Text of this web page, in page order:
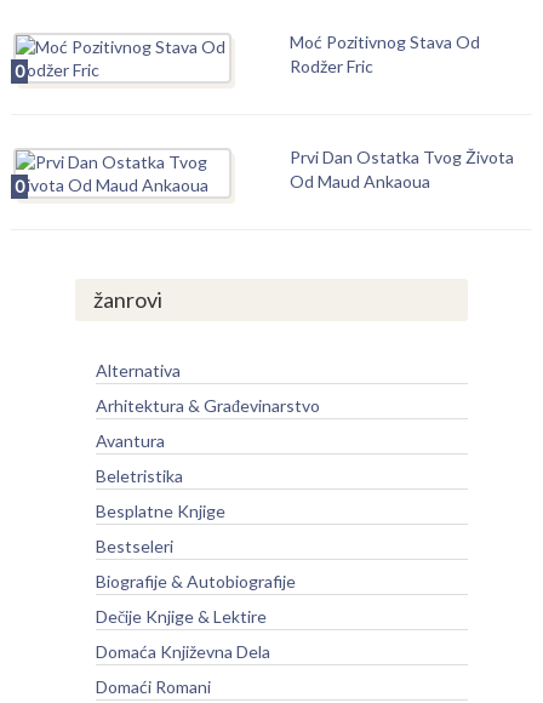
0
Moć Pozitivnog Stava Od
Rodžer Fric
0
Prvi Dan Ostatka Tvog Života
Od Maud Ankaoua
žanrovi
Alternativa
Arhitektura & Građevinarstvo
Avantura
Beletristika
Besplatne Knjige
Bestseleri
Biografije & Autobiografije
Dečije Knjige & Lektire
Domaća Književna Dela
Domaći Romani